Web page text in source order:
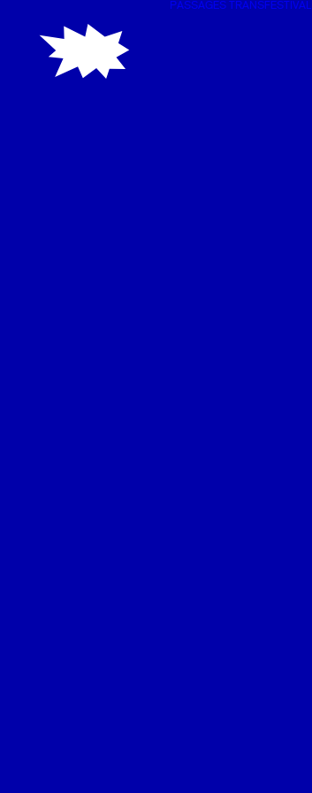
PASSAGES TRANSFESTIVAL
Panneau de gestion des cookies